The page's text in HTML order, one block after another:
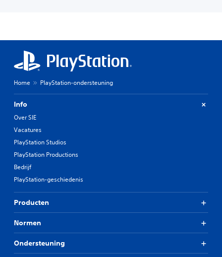
Home PlayStation-ondersteuning
Info
Over SIE
Vacatures
PlayStation Studios
PlayStation Productions
Bedrijf
PlayStation-geschiedenis
Producten
Normen
Ondersteuning